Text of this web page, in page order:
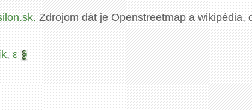
Zdrojom dát je Openstreetmap a wikipédia,
,ε